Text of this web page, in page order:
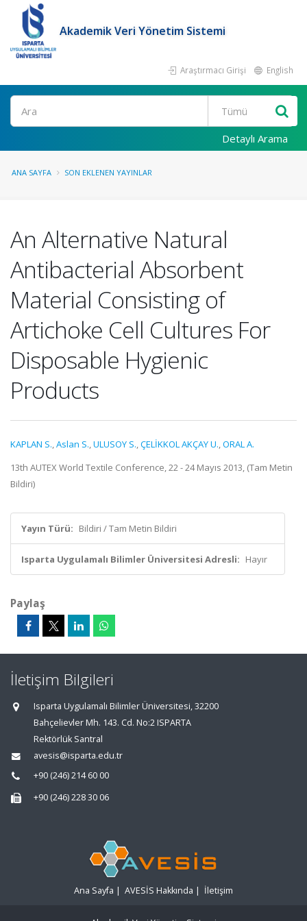
Akademik Veri Yönetim Sistemi
Araştırmacı Girişi English
Ara
Detaylı Arama
ANA SAYFA SON EKLENEN YAYINLAR
An Alternative Natural
Antibacterial Absorbent
Material Consisting of
Artichoke Cell Cultures For
Disposable Hygienic
Products
KAPLAN S.,Aslan S.,ULUSOY S.,ÇELİKKOL AKÇAY U.,ORAL A.
13th AUTEX World Textile Conference, 22 - 24 Mayıs 2013, (Tam Metin
Bildiri)
Yayın Türü: Bildiri / Tam Metin Bildiri
Isparta Uygulamalı Bilimler Üniversitesi Adresli: Hayır
Paylaş
İletişim Bilgileri
Isparta Uygulamalı Bilimler Üniversitesi, 32200
Bahçelievler Mh. 143. Cd. No:2 ISPARTA
Rektörlük Santral
avesis@isparta.edu.tr
+90 (246) 214 60 00
+90 (246) 228 30 06
Ana Sayfa | AVESİS Hakkında | İletişim